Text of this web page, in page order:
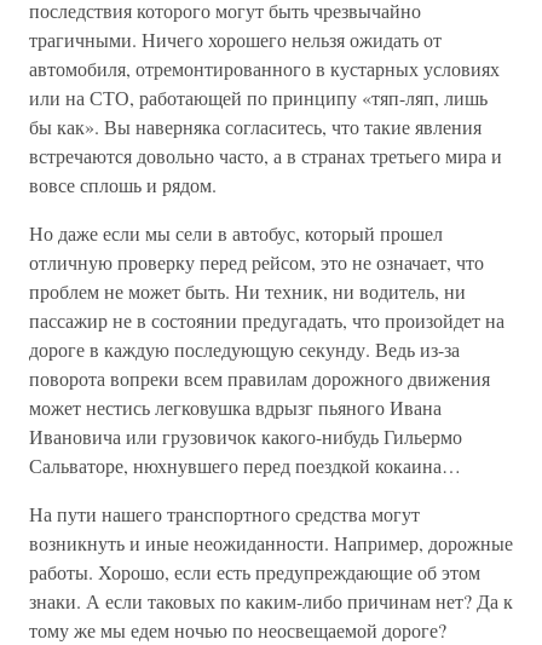
последствия которого могут быть чрезвычайно
трагичными. Ничего хорошего нельзя ожидать от
автомобиля, отремонтированного в кустарных условиях
или на СТО, работающей по принципу «тяп-ляп, лишь
бы как». Вы наверняка согласитесь, что такие явления
встречаются довольно часто, а в странах третьего мира и
вовсе сплошь и рядом.
Но даже если мы сели в автобус, который прошел
отличную проверку перед рейсом, это не означает, что
проблем не может быть. Ни техник, ни водитель, ни
пассажир не в состоянии предугадать, что произойдет на
дороге в каждую последующую секунду. Ведь из-за
поворота вопреки всем правилам дорожного движения
может нестись легковушка вдрызг пьяного Ивана
Ивановича или грузовичок какого-нибудь Гильермо
Сальваторе, нюхнувшего перед поездкой кокаина…
На пути нашего транспортного средства могут
возникнуть и иные неожиданности. Например, дорожные
работы. Хорошо, если есть предупреждающие об этом
знаки. А если таковых по каким-либо причинам нет? Да к
тому же мы едем ночью по неосвещаемой дороге?